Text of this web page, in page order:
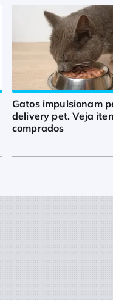
Gatos impulsionam
delivery pet. Veja
comprados